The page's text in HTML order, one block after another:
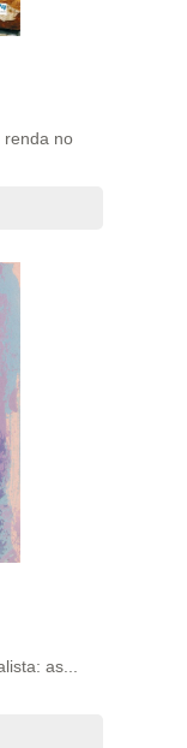
renda no
as...